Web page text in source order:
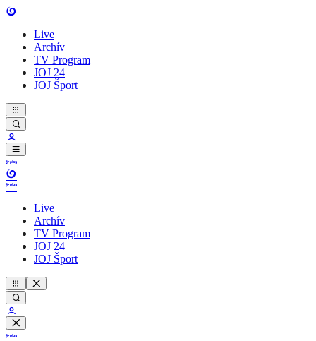
Live
Archív
TV Program
JOJ 24
JOJ Šport
Live
Archív
TV Program
JOJ 24
JOJ Šport